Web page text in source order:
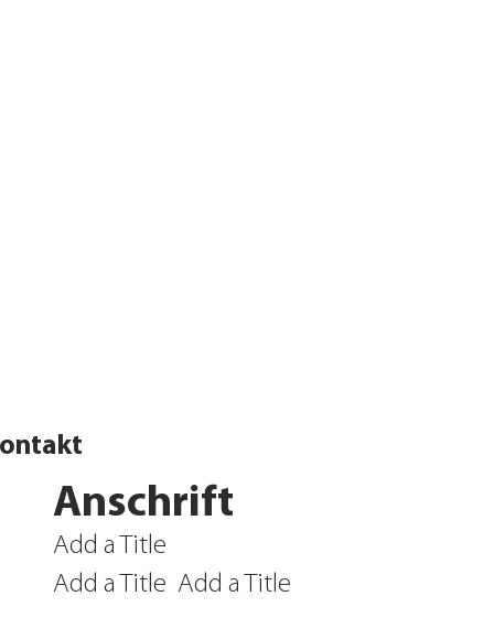
Add a Title
Add a Title
Add a Title
Anschrift